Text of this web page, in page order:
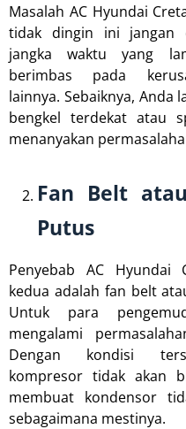
Masalah AC Hyundai
tidak dingin ini jangan
jangka waktu yang
berimbas pada
lainnya. Sebaiknya, Anda
bengkel terdekat atau
menanyakan
Fan Belt
Putus
Penyebab AC Hyundai
kedua adalah fan belt
Untuk para
mengalami
Dengan kondisi
kompresor tidak akan
membuat kondensor
sebagaimana mestinya.